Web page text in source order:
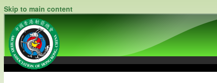
Skip to main content